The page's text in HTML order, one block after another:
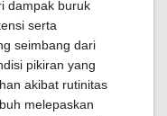
dampak buruk
serta
seimbang dari
pikiran yang
akibat rutinitas
melepaskan